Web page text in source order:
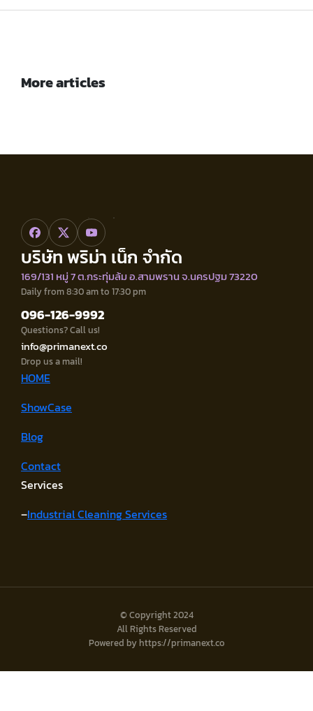
More articles
บริษัท พริม่า เน็ก จำกัด
169/131 หมู่ 7 ต.กระทุ่มล้ม อ.สามพราน จ.นครปฐม 73220
Daily from 8:30 am to 17:30 pm
096-126-9992
Questions? Call us!
info@primanext.co
Drop us a mail!
HOME
ShowCase
Blog
Contact
Services
–Industrial Cleaning Services
© Copyright 2024
All Rights Reserved
Powered by https://primanext.co